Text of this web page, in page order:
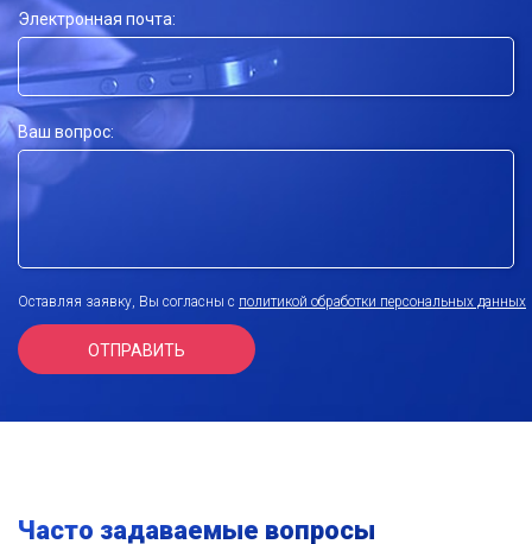
Электронная почта:
Ваш вопрос:
Оставляя заявку, Вы согласны с политикой обработки персональных данных
Часто задаваемые вопросы